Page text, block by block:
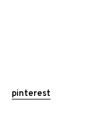
pinterest